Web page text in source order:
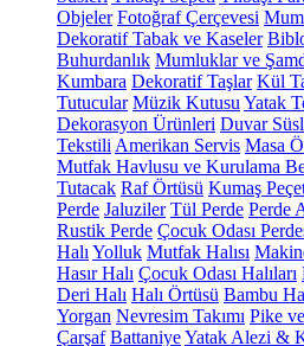
Objeler Fotoğraf Çerçevesi Mum
Dekoratif Tabak ve Kaseler
Buhurdanlık Mumluklar ve
Kumbara Dekoratif Taşlar Kül
Tutucular Müzik Kutusu Yatak
Dekorasyon Ürünleri Duvar
Tekstili Amerikan Servis Masa
Mutfak Havlusu ve Kurulama
Tutacak Raf Örtüsü Kumaş
Perde Jaluziler Tül Perde Perde
Rustik Perde Çocuk Odası
Halı Yolluk Mutfak Halısı
Hasır Halı Çocuk Odası Halıları
Deri Halı Halı Örtüsü Bambu
Yorgan Nevresim Takımı Pike
Çarşaf BattaniyeYatak Alezi &